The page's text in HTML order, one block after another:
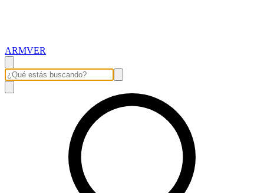
ARMVER